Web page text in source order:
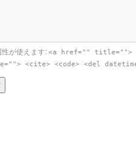
性が使えます: <a href="" title="">
<cite> <code> <del